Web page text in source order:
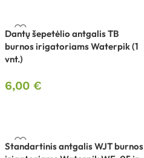
Dantų šepetėlio antgalis TB
burnos irigatoriams Waterpik (1
vnt.)
6,00 €
Standartinis antgalis WJT burnos